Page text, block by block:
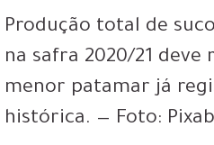
Produção total de
na safra 2020/21
menor patamar já
histórica. — Foto: